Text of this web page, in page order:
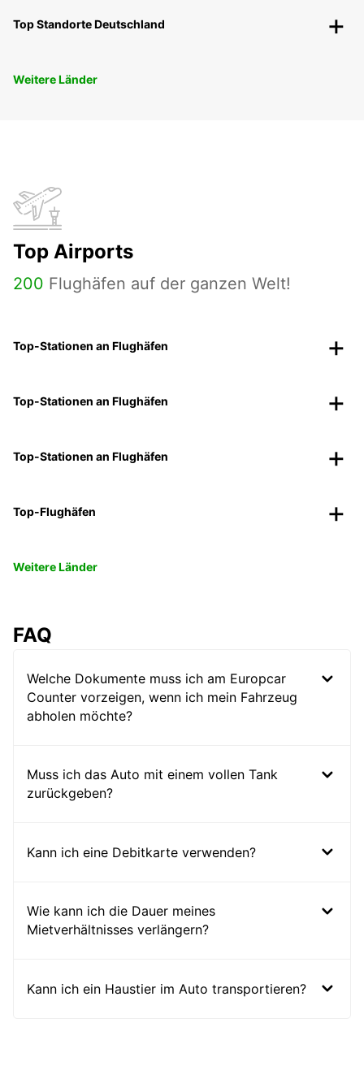
Top Standorte Deutschland
Weitere Länder
Top Airports
200 Flughäfen auf der ganzen Welt!
Top-Stationen an Flughäfen
Top-Stationen an Flughäfen
Top-Stationen an Flughäfen
Top-Flughäfen
Weitere Länder
FAQ
Welche Dokumente muss ich am Europcar
Counter vorzeigen, wenn ich mein Fahrzeug
abholen möchte?
Muss ich das Auto mit einem vollen Tank
zurückgeben?
Kann ich eine Debitkarte verwenden?
Wie kann ich die Dauer meines
Mietverhältnisses verlängern?
Kann ich ein Haustier im Auto transportieren?